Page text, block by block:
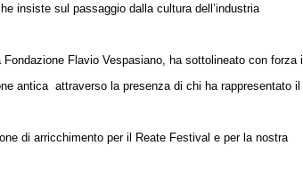
insiste sul passaggio dalla cultura dell’industria
Flavio Vespasiano, ha sottolineato con forza il
antica attraverso la presenza di chi ha rappresentato il
di arricchimento per il Reate Festival e per la nostra